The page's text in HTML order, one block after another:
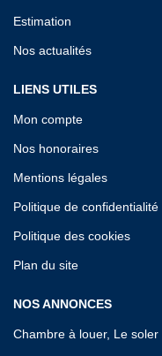
Estimation
Nos actualités
LIENS UTILES
Mon compte
Nos honoraires
Mentions légales
Politique de confidentialité
Politique des cookies
Plan du site
NOS ANNONCES
Chambre à louer, Le soler